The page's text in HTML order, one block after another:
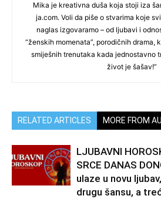
Mika je kreativna duša koja stoji iza
ja.com. Voli da piše o stvarima koje
naglas izgovaramo – od ljubavi i
“ženskih momenata”, porodičnih drama,
smiješnih trenutaka kada jednostavno
život je šašav!”
RELATED ARTICLES MORE FROM
LJUBAVNI
SRCE DANAS
ulaze u novu
drugu šansu, a